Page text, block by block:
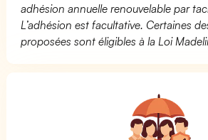
adhésion annuelle renouvelable par
L’adhésion est facultative. Certaines
proposées sont éligibles à la Loi